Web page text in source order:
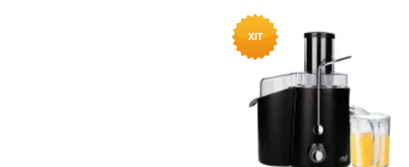
автоматична система